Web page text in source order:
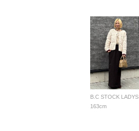
B.C STOCK LADYS
163cm